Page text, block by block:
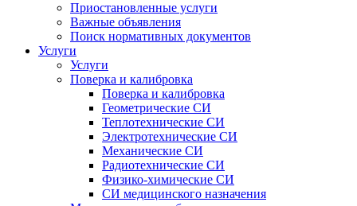
Приостановленные услуги
Важные объявления
Поиск нормативных документов
Услуги
Услуги
Поверка и калибровка
Поверка и калибровка
Геометрические СИ
Теплотехнические СИ
Электротехнические СИ
Механические СИ
Радиотехнические СИ
Физико-химические СИ
СИ медицинского назначения